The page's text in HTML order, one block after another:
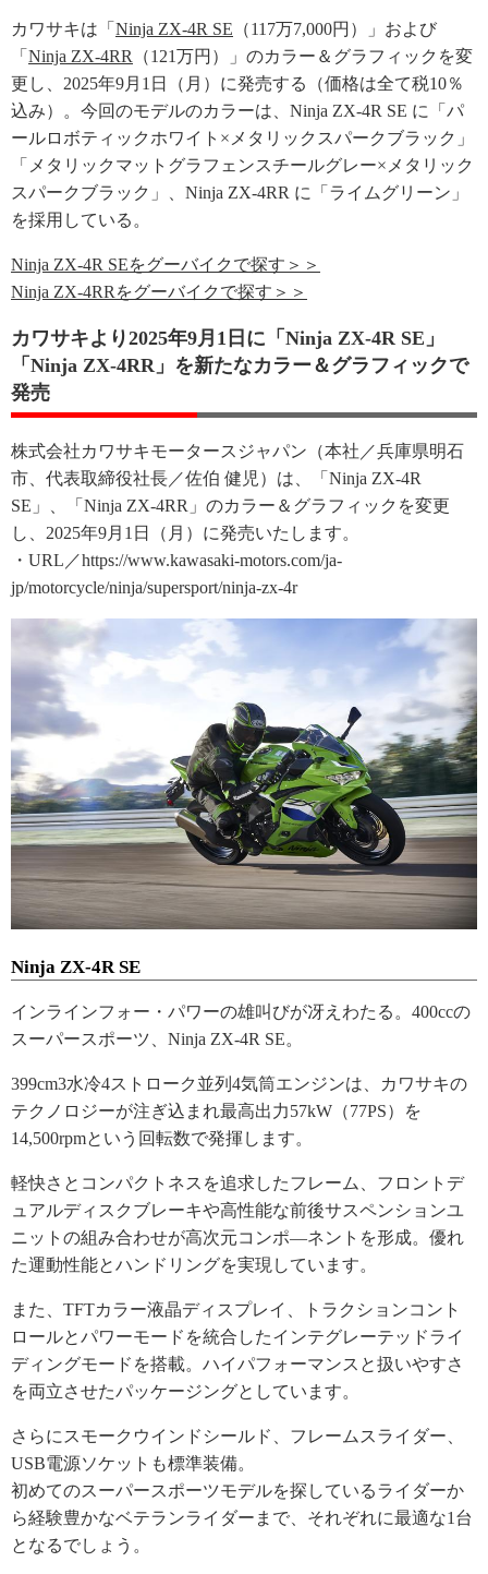
カワサキは「 Ninja ZX-4R SE （117万7,000円）」および
「 Ninja ZX-4RR
（121万円）」のカラー＆グラフィックを変
更し、2025年9月1日（月）に発売する（価格は全て税10％
込み）。今回のモデルのカラーは、Ninja ZX-4R SE に「パ
ールロボティックホワイト×メタリックスパークブラック」
「メタリックマットグラフェンスチールグレー×メタリック
スパークブラック」、Ninja ZX-4RR に「ライムグリーン」
を採用している。
Ninja ZX-4R SEをグーバイクで探す＞＞
Ninja ZX-4RRをグーバイクで探す＞＞
カワサキより2025年9月1日に「Ninja ZX-4R SE」
「Ninja ZX-4RR」を新たなカラー＆グラフィックで
発売
株式会社カワサキモータースジャパン（本社／兵庫県明石
市、代表取締役社長／佐伯 健児）は、「Ninja ZX-4R
SE」、「Ninja ZX-4RR」のカラー＆グラフィックを変更
し、2025年9月1日（月）に発売いたします。
・URL／https://www.kawasaki-motors.com/ja-
jp/motorcycle/ninja/supersport/ninja-zx-4r
Ninja ZX-4R SE
インラインフォー・パワーの雄叫びが冴えわたる。400ccの
スーパースポーツ、Ninja ZX-4R SE。
399cm3水冷4ストローク並列4気筒エンジンは、カワサキの
テクノロジーが注ぎ込まれ最高出力57kW（77PS）を
14,500rpmという回転数で発揮します。
軽快さとコンパクトネスを追求したフレーム、フロントデ
ュアルディスクブレーキや高性能な前後サスペンションユ
ニットの組み合わせが高次元コンポ―ネントを形成。優れ
た運動性能とハンドリングを実現しています。
また、TFTカラー液晶ディスプレイ、トラクションコント
ロールとパワーモードを統合したインテグレーテッドライ
ディングモードを搭載。ハイパフォーマンスと扱いやすさ
を両立させたパッケージングとしています。
さらにスモークウインドシールド、フレームスライダー、
USB電源ソケットも標準装備。
初めてのスーパースポーツモデルを探しているライダーか
ら経験豊かなベテランライダーまで、それぞれに最適な1台
となるでしょう。